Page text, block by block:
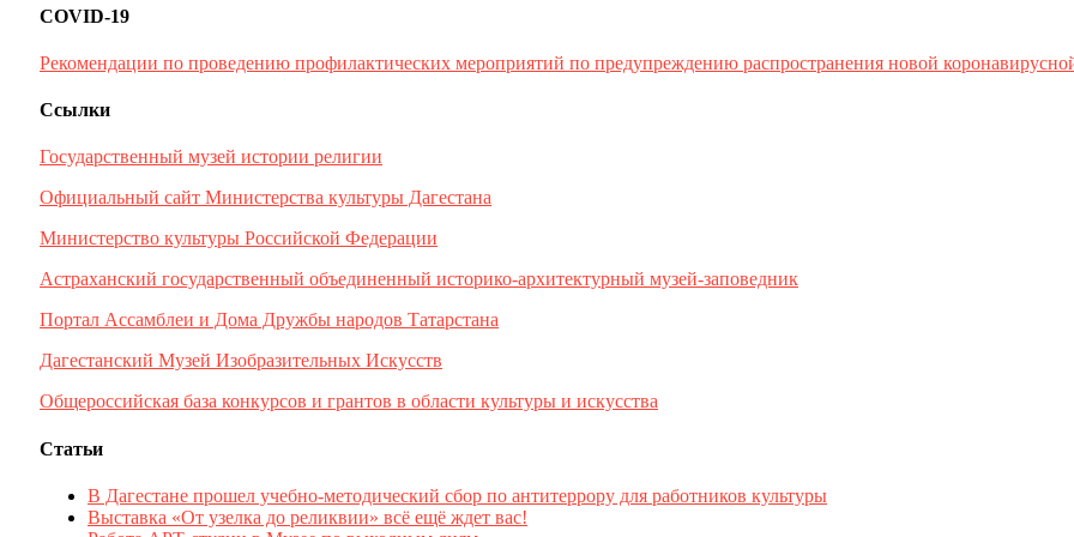
COVID-19
Рекомендации по проведению профилактических мероприятий по предупреждению распространения новой
Ссылки
Государственный музей истории религии
Официальный сайт Министерства культуры Дагестана
Министерство культуры Российской Федерации
Астраханский государственный объединенный историко-архитектурный музей-заповедник
Портал Ассамблеи и Дома Дружбы народов Татарстана
Дагестанский Музей Изобразительных Искусств
Общероссийская база конкурсов и грантов в области культуры и искусства
Статьи
В Дагестане прошел учебно-методический сбор по антитеррору для работников культуры
Выставка «От узелка до реликвии» всё ещё ждет вас!